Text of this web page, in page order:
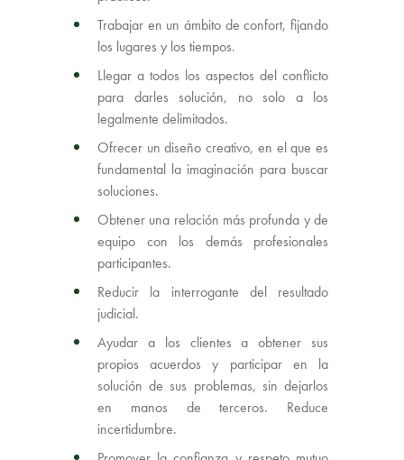
Trabajar en un ámbito de confort, fijando
los lugares y los tiempos.
Llegar a todos los aspectos del conflicto
para darles solución, no solo a los
legalmente delimitados.
Ofrecer un diseño creativo, en el que es
fundamental la imaginación para buscar
soluciones.
Obtener una relación más profunda y de
equipo con los demás profesionales
participantes.
Reducir la interrogante del resultado
judicial.
Ayudar a los clientes a obtener sus
propios acuerdos y participar en la
solución de sus problemas, sin dejarlos
en manos de terceros. Reduce
incertidumbre.